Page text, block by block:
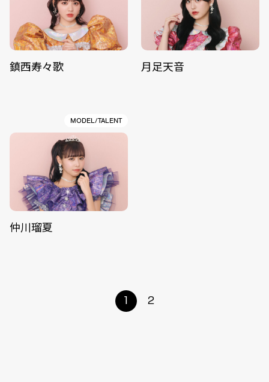
鎮西寿々歌 月足天音
MODEL/TALENT
仲川瑠夏
1 2